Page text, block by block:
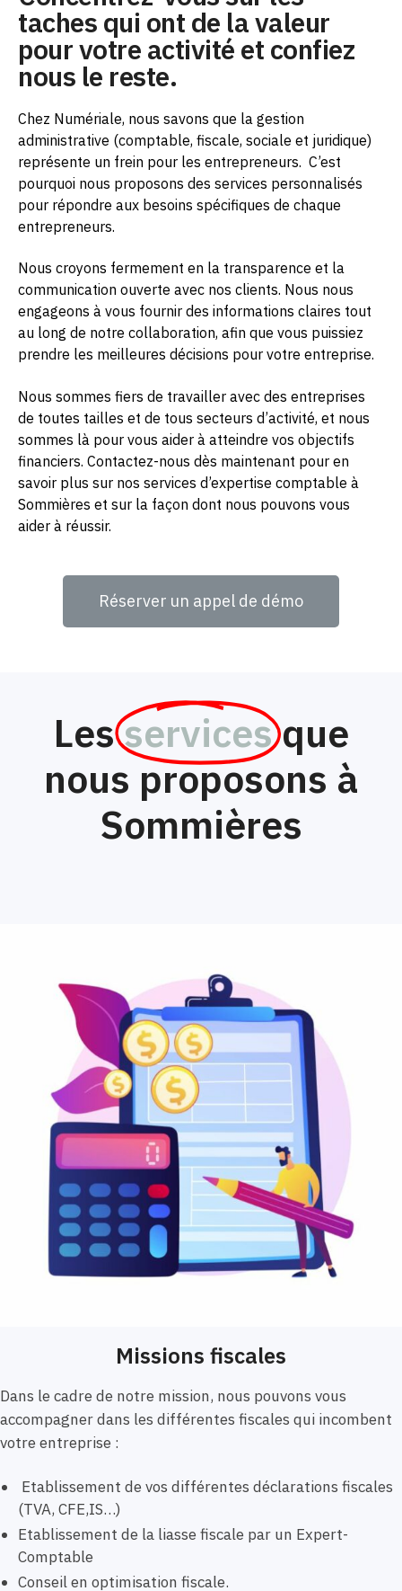
taches qui ont de la valeur
pour votre activité et confiez
nous le reste.
Chez Numériale, nous savons que la gestion
administrative (comptable, fiscale, sociale et juridique)
représente un frein pour les entrepreneurs. C’est
pourquoi nous proposons des services personnalisés
pour répondre aux besoins spécifiques de chaque
entrepreneurs.
Nous croyons fermement en la transparence et la
communication ouverte avec nos clients. Nous nous
engageons à vous fournir des informations claires tout
au long de notre collaboration, afin que vous puissiez
prendre les meilleures décisions pour votre entreprise.
Nous sommes fiers de travailler avec des entreprises
de toutes tailles et de tous secteurs d’activité, et nous
sommes là pour vous aider à atteindre vos objectifs
financiers. Contactez-nous dès maintenant pour en
savoir plus sur nos services d’expertise comptable à
Sommières et sur la façon dont nous pouvons vous
aider à réussir.
Réserver un appel de démo
Lesservices que
nous proposons à
Sommières
Missions fiscales
Dans le cadre de notre mission, nous pouvons vous
accompagner dans les différentes fiscales qui incombent
votre entreprise :
Etablissement de vos différentes déclarations fiscales
(TVA, CFE,IS…)
Etablissement de la liasse fiscale par un Expert-
Comptable
Conseil en optimisation fiscale.